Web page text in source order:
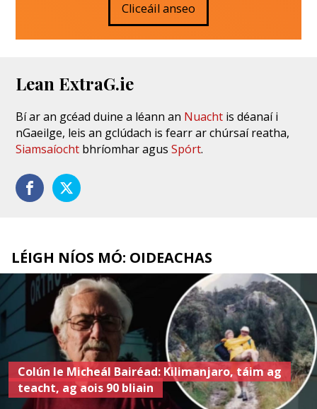
Cliceáil anseo
Lean ExtraG.ie
Bí ar an gcéad duine a léann an Nuacht is déanaí i
nGaeilge, leis an gclúdach is fearr ar chúrsaí reatha,
Siamsaíocht bhríomhar agusSpórt.
LÉIGH NÍOS MÓ: OIDEACHAS
Colún le Micheál Bairéad: Kilimanjaro, táim ag
teacht, ag aois 90 bliain